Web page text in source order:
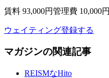
賃料 93,000円管理費 10,000円
ウェイティング登録する
マガジンの関連記事
REISMなHito